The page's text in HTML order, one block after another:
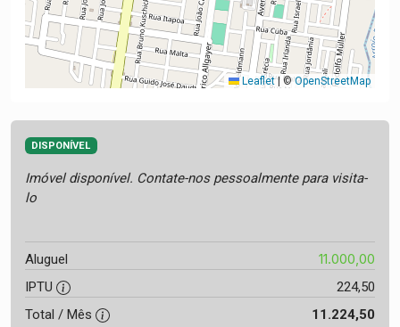
Leaflet | ©OpenStreetMap
DISPONÍVEL
Imóvel disponível. Contate-nos pessoalmente para visita-
lo
Aluguel 11.000,00
IPTU
224,50
Total / Mês
11.224,50